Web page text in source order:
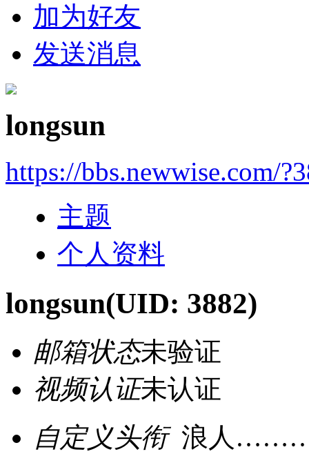
加为好友
发送消息
longsun
https://bbs.newwise.com/
主题
个人资料
longsun(UID: 3882)
邮箱状态未验证
视频认证未认证
自定义头衔 浪人